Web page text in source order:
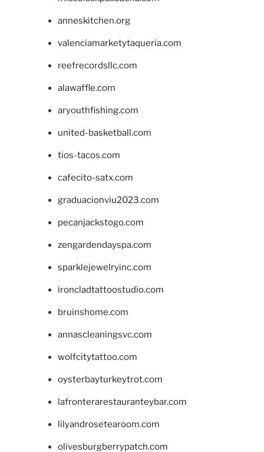
anneskitchen.org
valenciamarketytaqueria.com
reefrecordsllc.com
alawaffle.com
aryouthfishing.com
united-basketball.com
tios-tacos.com
cafecito-satx.com
graduacionviu2023.com
pecanjackstogo.com
zengardendayspa.com
sparklejewelryinc.com
ironcladtattoostudio.com
bruinshome.com
annascleaningsvc.com
wolfcitytattoo.com
oysterbayturkeytrot.com
lafronterarestauranteybar.com
lilyandrosetearoom.com
olivesburgberrypatch.com